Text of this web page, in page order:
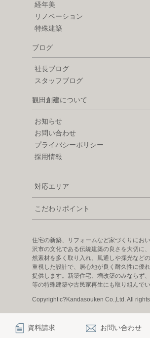
経年美
リノベーション
特殊建築
ブログ
社長ブログ
スタッフブログ
観田創建について
お知らせ
お問い合わせ
プライバシーポリシー
採用情報
対応エリア
こだわりポイント
住宅の新築、リフォームなど家づくりにお
沢市の文化である伝統建築の良さを大切に
然素材を多く取り入れ、風通しや採光など
重視した設計で、居心地が良く耐久性に優
提供します。新築住宅、増改築のみならず
等の特殊建築や古民家再生にも取り組んでい
Copyright c?Kandasouken Co.,Ltd. All
資料請求 お問い合わせ